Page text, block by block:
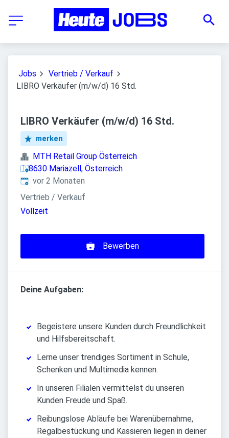
Jobs
Vertrieb / Verkauf
LIBRO Verkäufer (m/w/d) 16 Std.
LIBRO Verkäufer (m/w/d) 16 Std.
merken
MTH Retail Group Österreich
8630 Mariazell, Österreich
Veröffentlicht:
vor 2 Monaten
Vertrieb / Verkauf
Vollzeit
Bewerben
Deine Aufgaben:
Begeistere unsere Kunden durch Freundlichkeit
und Hilfsbereitschaft.
Lerne unser trendiges Sortiment in Schule,
Schenken und Multimedia kennen.
In unseren Filialen vermittelst du unseren
Kunden Freude und Spaß.
Reibungslose Abläufe bei Warenübernahme,
Regalbestückung und Kassieren liegen in deiner